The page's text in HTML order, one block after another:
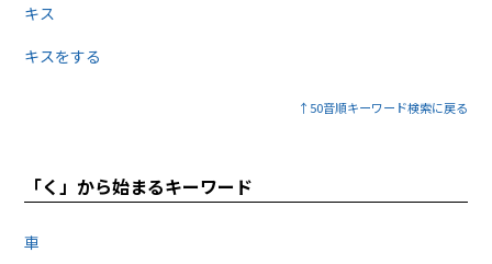
キス
キスをする
↑50音順キーワード検索に戻る
「く」から始まるキーワード
車